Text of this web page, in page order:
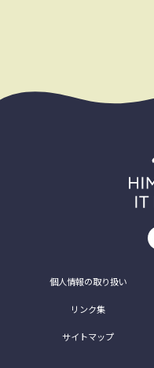
個人情報の取り扱い
リンク集
サイトマップ